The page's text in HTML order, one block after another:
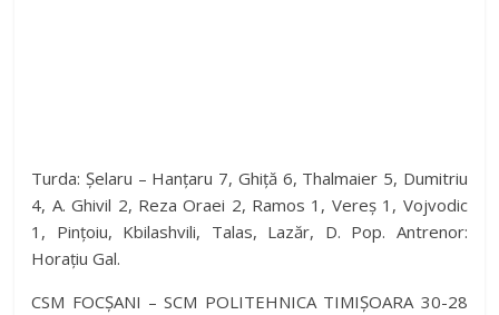
Turda: Șelaru – Hanțaru 7, Ghiță 6, Thalmaier 5, Dumitriu
4, A. Ghivil 2, Reza Oraei 2, Ramos 1, Vereș 1, Vojvodic
1, Pințoiu, Kbilashvili, Talas, Lazăr, D. Pop. Antrenor:
Horațiu Gal.
CSM FOCȘANI – SCM POLITEHNICA TIMIȘOARA 30-28